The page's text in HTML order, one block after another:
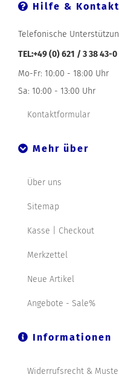
Hilfe & Kontakt
Telefonische
TEL:+49 (0) 621 / 3 38 43-0
Mo-Fr: 10:00 - 18:00 Uhr
Sa: 10:00 - 13:00 Uhr
Kontaktformular
Mehr über
Über uns
Sitemap
Kasse | Checkout
Merkzettel
Neue Artikel
Angebote - Sale%
Informationen
Widerrufsrecht &